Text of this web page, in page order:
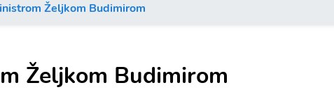
Željkom Budimirom
Željkom Budimirom